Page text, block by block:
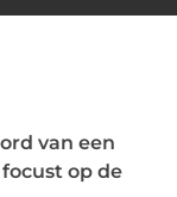
van een
op de